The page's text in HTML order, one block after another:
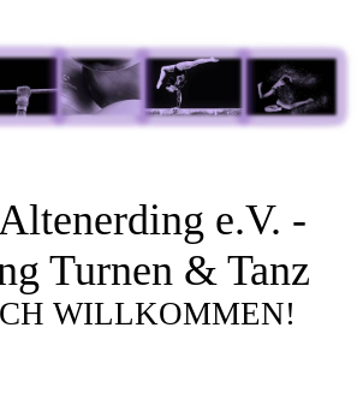
e.V. -
Turnen & Tanz
WILLKOMMEN!